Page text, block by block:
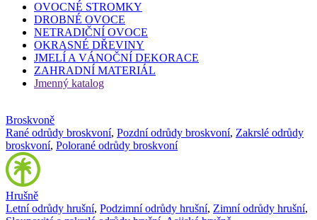
OVOCNÉ STROMKY
DROBNÉ OVOCE
NETRADIČNÍ OVOCE
OKRASNÉ DŘEVINY
JMELÍ A VÁNOČNÍ DEKORACE
ZAHRADNÍ MATERIÁL
Jmenný katalog
Broskvoně
Rané odrůdy broskvoní, Pozdní odrůdy broskvoní, Zakrslé odrůdy
broskvoní, Polorané odrůdy broskvoní
Hrušně
Letní odrůdy hrušní, Podzimní odrůdy hrušní, Zimní odrůdy hrušní,